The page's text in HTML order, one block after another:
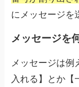
にメッセージを
メッセージを
メッセージは例
入れる】とか【